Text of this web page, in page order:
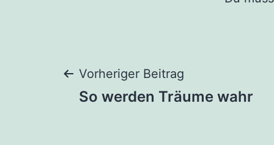
Vorheriger Beitrag
So werden Träume wahr